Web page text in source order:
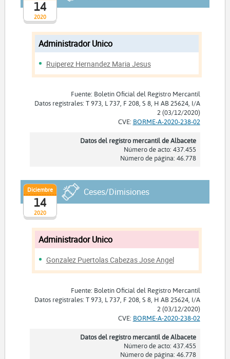
2020
14
Administrador Unico
Ruiperez Hernandez Maria Jesus
Fuente: Boletín Oficial del Registro Mercantil
Datos registrales: T 973, L 737, F 208, S 8, H AB 25624, I/A
2 (03/12/2020)
CVE: BORME-A-2020-238-02
Datos del registro mercantil de Albacete
Número de acto: 437.455
Número de página: 46.778
2020
Diciembre
14
Ceses/Dimisiones
Administrador Unico
Gonzalez Puertolas Cabezas Jose Angel
Fuente: Boletín Oficial del Registro Mercantil
Datos registrales: T 973, L 737, F 208, S 8, H AB 25624, I/A
2 (03/12/2020)
CVE: BORME-A-2020-238-02
Datos del registro mercantil de Albacete
Número de acto: 437.455
Número de página: 46.778